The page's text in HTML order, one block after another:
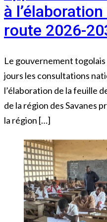
à
route 2026-
Le gouvernement
jours les consultations
l’élaboration de la feuille
de la région des Savanes
la région […]